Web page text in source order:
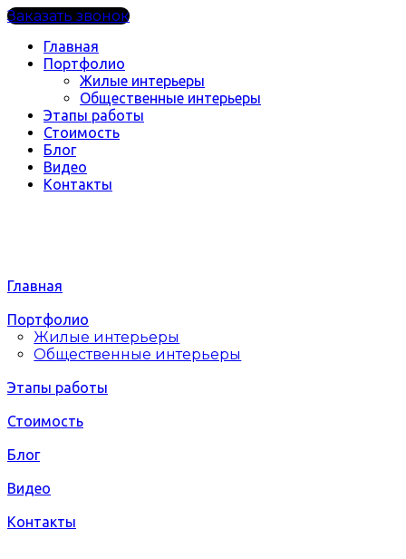
Заказать звонок
Главная
Портфолио
Жилые интерьеры
Общественные интерьеры
Этапы работы
Стоимость
Блог
Видео
Контакты
Главная
Портфолио
Жилые интерьеры
Общественные интерьеры
Этапы работы
Стоимость
Блог
Видео
Контакты